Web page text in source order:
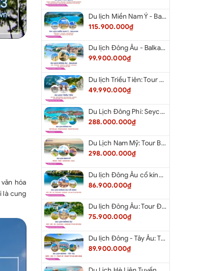
hóa
là cung
Du lịch Miền Nam Ý - Balkan: Tour Miền Nam Ý - Albania - Montenegro - Croatia - Slovenia từ Hà Nội 2026
115.900.000₫
Du lịch Đông Âu - Balkan: Tour Đức - Slovenia - Croatia - Hungary - Slovakia - Áo - Séc từ Hà Nội 2026
99.900.000₫
Du lịch Triều Tiên: Tour Bắc Kinh - Bình Nhưỡng - Núi Myohyang - Kaesong - Bàn Môn Điếm - Đan Đông từ Hà Nội 2026
49.990.000₫
Du Lịch Đông Phi: Seychelles - Madagascar - Mauritius 2026
288.000.000₫
Du Lịch Nam Mỹ: Tour Brazil - Peru - Argentina - Chile 2026
298.000.000₫
Du lịch Đông Âu cổ kính: Tour Đức - Séc - Áo - Slovakia - Hungary - Ba Lan từ Hà Nội 2026
86.900.000₫
Du lịch Đông Âu: Tour Đức - Séc - Áo - Slovakia - Hungary từ Hà Nội 2026
75.900.000₫
Du lịch Đông - Tây Âu: Tour Đức - Áo - Ý - Thụy Sĩ - Pháp từ Hà Nội 2026
89.900.000₫